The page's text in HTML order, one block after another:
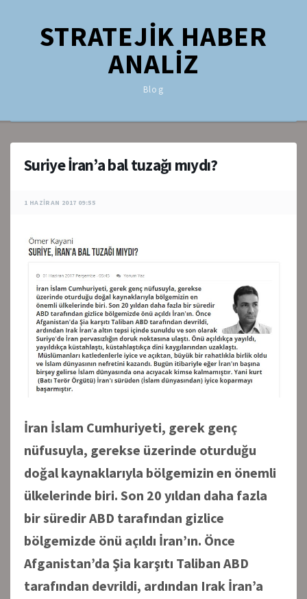
STRATEJİK HABER
ANALİZ
Blog
Suriye İran’a bal tuzağı mıydı?
1 HAZIRAN 2017 09:55
İran İslam Cumhuriyeti, gerek genç
nüfusuyla, gerekse üzerinde oturduğu
doğal kaynaklarıyla bölgemizin en önemli
ülkelerinde biri. Son 20 yıldan daha fazla
bir süredir ABD tarafından gizlice
bölgemizde önü açıldı İran’ın. Önce
Afganistan’da Şia karşıtı Taliban ABD
tarafından devrildi, ardından Irak İran’a